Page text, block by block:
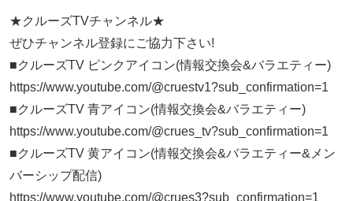
★クルーズTVチャンネル★
ぜひチャンネル登録にご協力下さい!
■クルーズTV ピンクアイコン(情報交換会&バラエティー)
https://www.youtube.com/@cruestv1?sub_confirmation=1
■クルーズTV 青アイコン(情報交換会&バラエティー)
https://www.youtube.com/@crues_tv?sub_confirmation=1
■クルーズTV 黄アイコン(情報交換会&バラエティー&メン
バーシップ配信)
https://www.youtube.com/@crues3?sub_confirmation=1